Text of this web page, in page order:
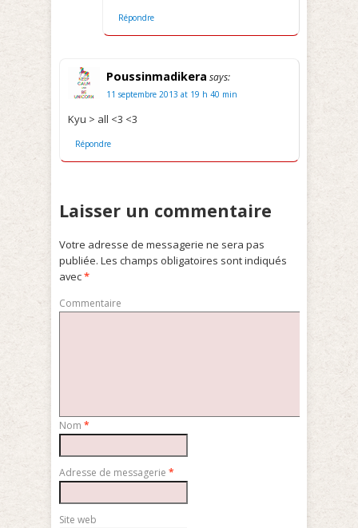
Répondre
Poussinmadikera says:
11 septembre 2013 at 19 h 40 min
Kyu > all <3 <3
Répondre
Laisser un commentaire
Votre adresse de messagerie ne sera pas
publiée. Les champs obligatoires sont indiqués
avec*
Commentaire
Nom *
Adresse de messagerie *
Site web